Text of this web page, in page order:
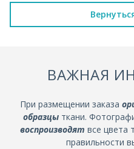
ВАЖНАЯ
При размещении заказа
образцыткани.
воспроизводят все цвета
правильности